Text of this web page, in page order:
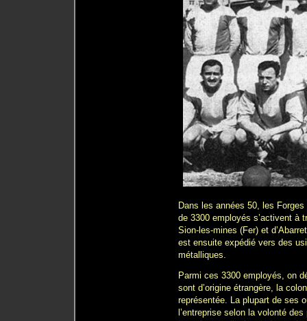
Dans les années 50, les
de 3300 employés s’activent à
Sion-les-mines (Fer) et
est ensuite expédié vers des
métalliques.
Parmi ces 3300 employés, on
sont d’origine étrangère, la
représentée. La plupart de ses
l’entreprise selon la volonté